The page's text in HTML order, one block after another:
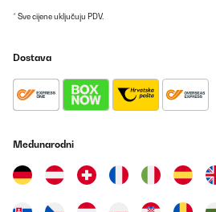
* Sve cijene uključuju PDV.
Dostava
Međunarodni